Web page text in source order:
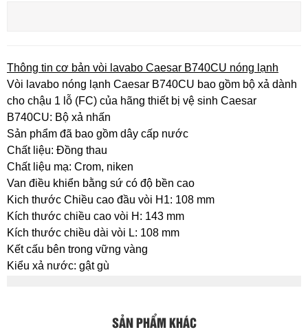
Thông tin cơ bản vòi lavabo Caesar B740CU nóng lạnh
Vòi lavabo nóng lạnh Caesar B740CU bao gồm bộ xả dành
cho chậu 1 lỗ (FC) của hãng thiết bị vệ sinh Caesar
B740CU: Bộ xả nhấn
Sản phẩm đã bao gồm dây cấp nước
Chất liệu: Đồng thau
Chất liệu mạ: Crom, niken
Van điều khiển bằng sứ có độ bền cao
Kich thước Chiều cao đầu vòi H1: 108 mm
Kích thước chiều cao vòi H: 143 mm
Kích thước chiều dài vòi L: 108 mm
Kết cấu bên trong vững vàng
Kiểu xả nước: gật gù
SẢN PHẨM KHÁC